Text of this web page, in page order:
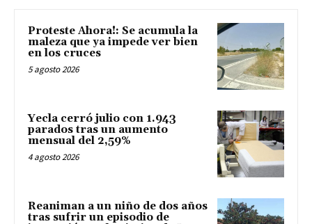
Proteste Ahora!: Se acumula la
maleza que ya impede ver bien
en los cruces
5 agosto 2026
Yecla cerró julio con 1.943
parados tras un aumento
mensual del 2,59%
4 agosto 2026
Reaniman a un niño de dos años
tras sufrir un episodio de